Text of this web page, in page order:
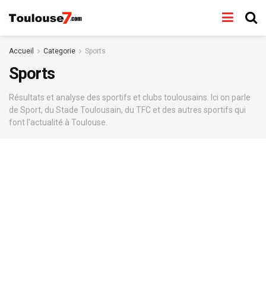
Accueil Categorie Sports
Sports
Résultats et analyse des sportifs et clubs toulousains. Ici on parle
de Sport, du Stade Toulousain, du TFC et des autres sportifs qui
font l'actualité à Toulouse.